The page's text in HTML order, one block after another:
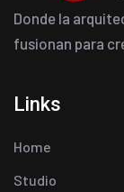
Donde la
fusionan para
Links
Home
Studio